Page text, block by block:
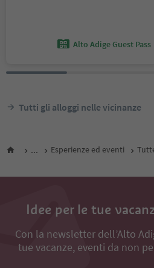
Alto Adige Guest Pass
Tutti gli alloggi nelle vicinanze
... Esperienze ed eventi
Idee per le tue
Con la newsletter dell’Alto
tue vacanze, eventi da non